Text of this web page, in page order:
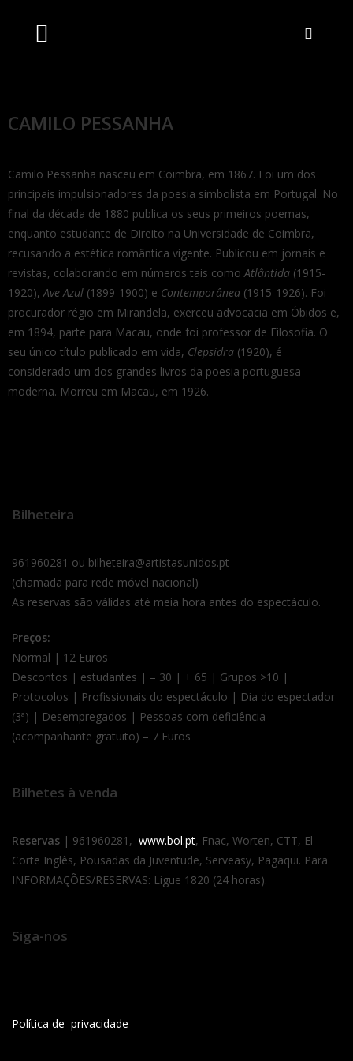
CAMILO PESSANHA
Camilo Pessanha nasceu em Coimbra, em 1867. Foi um dos
principais impulsionadores da poesia simbolista em Portugal. No
final da década de 1880 publica os seus primeiros poemas,
enquanto estudante de Direito na Universidade de Coimbra,
recusando a estética romântica vigente. Publicou em jornais e
revistas, colaborando em números tais comoAtlântida (1915-
1920),Ave Azul (1899-1900) e Contemporânea (1915-1926). Foi
procurador régio em Mirandela, exerceu advocacia em Óbidos e,
em 1894, parte para Macau, onde foi professor de Filosofia. O
seu único título publicado em vida, Clepsidra (1920), é
considerado um dos grandes livros da poesia portuguesa
moderna. Morreu em Macau, em 1926.
Bilheteira
961960281 ou bilheteira@artistasunidos.pt
(chamada para rede móvel nacional)
As reservas são válidas até meia hora antes do espectáculo.
Preços:
Normal | 12 Euros
Descontos | estudantes | – 30 | + 65 | Grupos >10 |
Protocolos | Profissionais do espectáculo | Dia do espectador
(3ª) | Desempregados | Pessoas com deficiência
(acompanhante gratuito) – 7 Euros
Bilhetes à venda
Reservas | 961960281, www.bol.pt, Fnac, Worten, CTT, El
Corte Inglês, Pousadas da Juventude, Serveasy, Pagaqui. Para
INFORMAÇÕES/RESERVAS: Ligue 1820 (24 horas).
Siga-nos
Política de privacidade